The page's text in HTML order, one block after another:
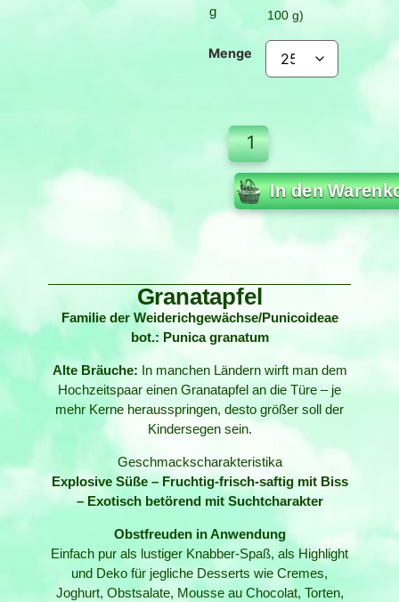
g
100 g
Menge
In den
Granatapfel
Familie der Weiderichgewächse/Punicoideae
bot.: Punica granatum
Alte Bräuche: In manchen Ländern wirft man dem
Hochzeitspaar einen Granatapfel an die Türe – je
mehr Kerne herausspringen, desto größer soll der
Kindersegen sein.
Geschmackscharakteristika
Explosive Süße – Fruchtig-frisch-saftig mit Biss
– Exotisch betörend mit Suchtcharakter
Obstfreuden in Anwendung
Einfach pur als lustiger Knabber-Spaß, als Highlight
und Deko für jegliche Desserts wie Cremes,
Joghurt, Obstsalate, Mousse au Chocolat, Torten,